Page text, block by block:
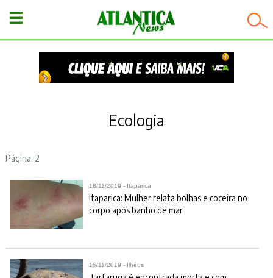
−
Ecologia
Página: 2
18/11/2019 - Itaparica
Itaparica: Mulher relata bolhas e coceira no
corpo após banho de mar
16/11/2019 - Ilhéus